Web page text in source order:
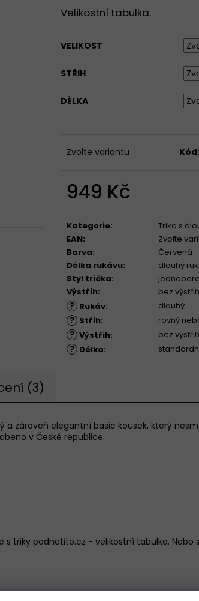
Velikostní tabulka.
VELIKOST
STŘIH
DÉLKA
Zvolte variantu Kód:
949 Kč
Kategorie:
Trika s
EAN:
Zvolte
Barva:
Červená
Délka rukávu:
dlouhý
Styl trička:
Výstřih: bez
? Rukáv: dlouhý
? Střih: rovný
? Výstřih: bez
? Délka:
(3)
zároveň elegantní basic kousek, který
v České republice.
s triky padnetito.cz - velikostní tabulka. Nebo
- ČERNÁ
TRIKO BEZ
PRODLOUŽENÝ